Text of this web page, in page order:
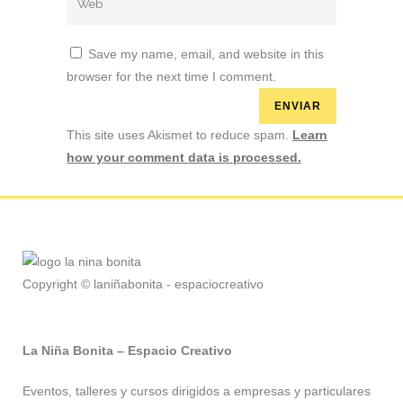
Save my name, email, and website in this
browser for the next time I comment.
This site uses Akismet to reduce spam. Learn
how your comment data is processed.
Copyright © laniñabonita - espaciocreativo
La Niña Bonita – Espacio Creativo
Eventos, talleres y cursos dirigidos a empresas y particulares